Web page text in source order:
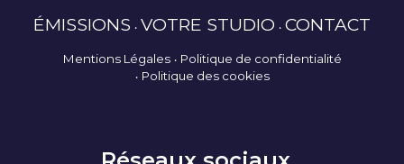
ÉMISSIONS VOTRE STUDIO CONTACT
Mentions Légales
Politique de confidentialité
Politique des cookies